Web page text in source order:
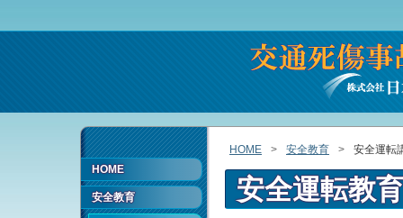
HOME
安全教育
HOME 安全教育 安全運転
安全運転教